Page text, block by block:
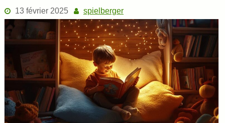
13 février 2025 spielberger